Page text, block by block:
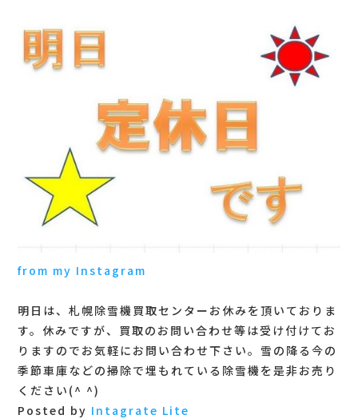
from my Instagram
明日は、札幌除雪機買取センターお休みを頂いておりま
す。休みですが、買取のお問い合わせ等は受け付けてお
りますのでお気軽にお問い合わせ下さい。雪の降る今の
季節車庫などの掃除で埋もれている除雪機を是非お売り
ください(^ ^)
Posted by Intagrate Lite